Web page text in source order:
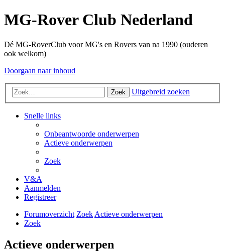
MG-Rover Club Nederland
Dé MG-RoverClub voor MG's en Rovers van na 1990 (ouderen
ook welkom)
Doorgaan naar inhoud
Zoek Uitgebreid zoeken
Snelle links
Onbeantwoorde onderwerpen
Actieve onderwerpen
Zoek
V&A
Aanmelden
Registreer
Forumoverzicht ZoekActieve onderwerpen
Zoek
Actieve onderwerpen